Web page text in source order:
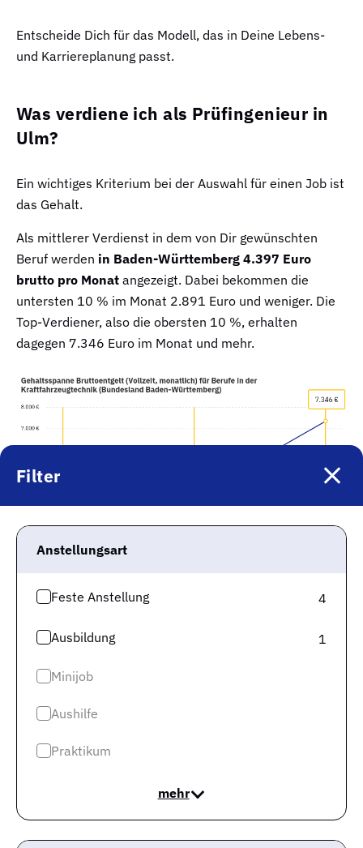
Filter
Anstellungsart
Feste Anstellung 4
Ausbildung 1
Minijob
Aushilfe
Praktikum
mehr
Entscheide Dich für das Modell, das in Deine Lebens-
und Karriereplanung passt.
Was verdiene ich als Prüfingenieur in
Ulm?
Ein wichtiges Kriterium bei der Auswahl für einen Job ist
das Gehalt.
Als mittlerer Verdienst in dem von Dir gewünschten
Beruf werden in Baden-Württemberg 4.397 Euro
brutto pro Monat angezeigt. Dabei bekommen die
untersten 10 % im Monat 2.891 Euro und weniger. Die
Top-Verdiener, also die obersten 10 %, erhalten
dagegen 7.346 Euro im Monat und mehr.
Gehalt für Prüfingenieur
und ähnliche Berufe 3.795 €,
Zur Information: Diese Angaben beruhen auf 277.139
Sozialversicherungsmeldungen und sollen Dir
dass Dein Gehalt von weiteren Faktoren abhängt,
und von Deiner Qualifikation.